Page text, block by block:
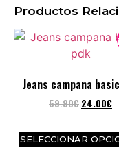
Productos
Jeans campana
59.90€ 24.00€
SELECCIONAR